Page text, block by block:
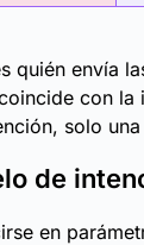
quién envía
con la
solo
de
en